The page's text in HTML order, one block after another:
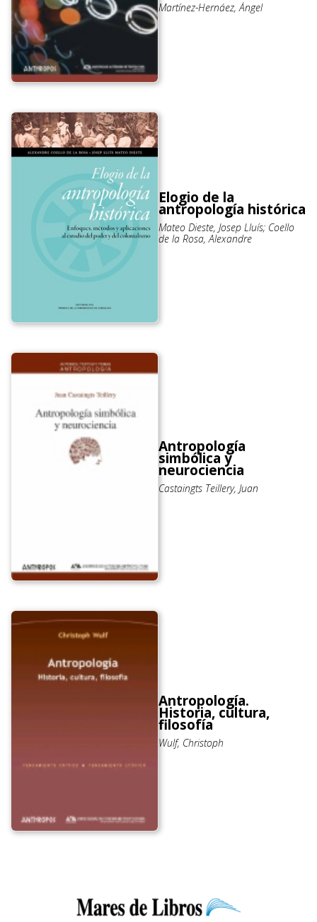
Martínez-Hernáez, Ángel
Elogio de la
antropología histórica
Mateo Dieste, Josep Lluís; Coello
de la Rosa, Alexandre
Antropología
simbólica y
neurociencia
Castaingts Teillery, Juan
Antropología.
Historia, cultura,
filosofía
Wulf, Christoph